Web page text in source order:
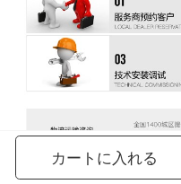
カートに入れる